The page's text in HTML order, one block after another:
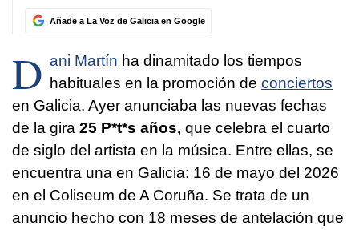
Añade a La Voz de Galicia en Google
D ani Martín ha dinamitado los tiempos
habituales en la promoción de conciertos
en Galicia. Ayer anunciaba las nuevas fechas
de la gira 25 P*t*s años, que celebra el cuarto
de siglo del artista en la música. Entre ellas, se
encuentra una en Galicia: 16 de mayo del 2026
en el Coliseum de A Coruña. Se trata de un
anuncio hecho con 18 meses de antelación que